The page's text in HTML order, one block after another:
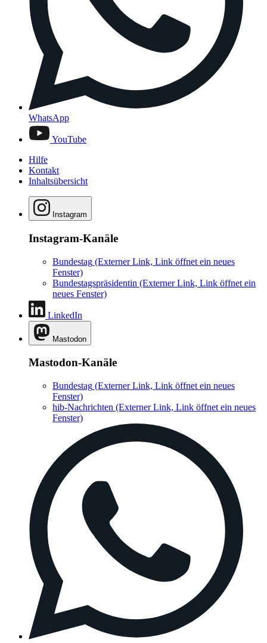
WhatsApp
YouTube
Hilfe
Kontakt
Inhaltsübersicht
Instagram
Instagram-Kanäle
Bundestag (Externer Link, Link öffnet ein neues
Fenster)
Bundestagspräsidentin (Externer Link, Link öffnet ein
neues Fenster)
LinkedIn
Mastodon
Mastodon-Kanäle
Bundestag (Externer Link, Link öffnet ein neues
Fenster)
hib-Nachrichten (Externer Link, Link öffnet ein neues
Fenster)